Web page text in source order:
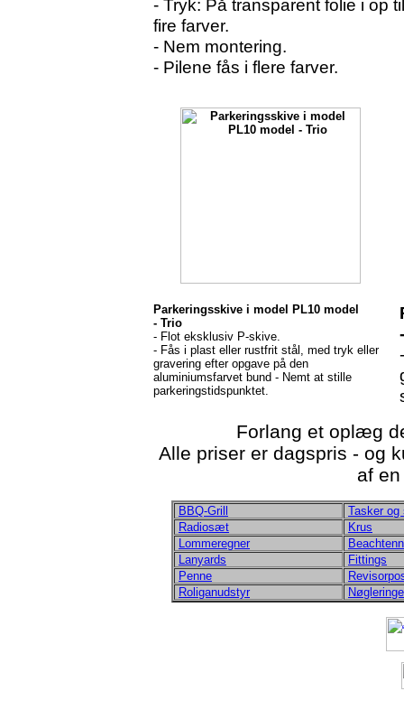
- Tryk: På transparent folie i op til
fire farver.
- Nem montering.
- Pilene fås i flere farver.
Parkeringsskive i model PL10 model
- Trio
- Flot eksklusiv P-skive.
- Fås i plast eller rustfrit stål, med tryk eller
gravering efter opgave på den
aluminiumsfarvet bund - Nemt at stille
parkeringstidspunktet.
Forlang et oplæg
Alle priser er dagspris - og
af
BBQ-Grill
Tasker og
Radiosæt
Krus
Lommeregner
Lanyards
Fittings
Penne
Roliganudstyr
Nøgleringe